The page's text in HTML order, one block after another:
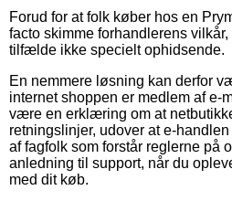
Forud for at folk køber hos en
facto skimme forhandlerens
tilfælde ikke specielt ophidsende.
En nemmere løsning kan derfor
internet shoppen er medlem af
være en erklæring om at
retningslinjer, udover at e-
af fagfolk som forstår reglerne på
anledning til support, når du
med dit køb.